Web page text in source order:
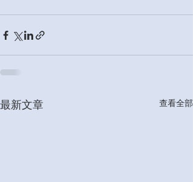
最新文章 查看全部